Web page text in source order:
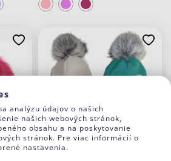
analýzu údajov o našich
našich webových stránok,
obsahu a na poskytovanie
stránok. Pre viac informácií o
nastavenia.